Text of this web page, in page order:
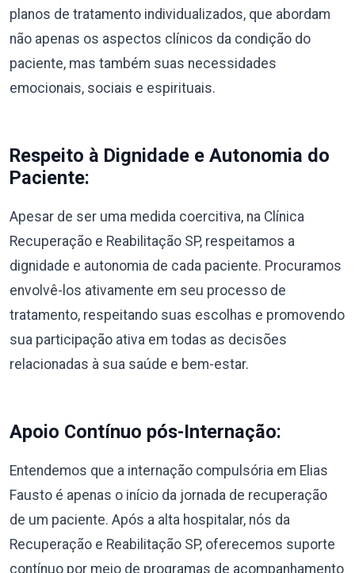
planos de tratamento individualizados, que abordam
não apenas os aspectos clínicos da condição do
paciente, mas também suas necessidades
emocionais, sociais e espirituais.
Respeito à Dignidade e Autonomia do
Paciente:
Apesar de ser uma medida coercitiva, na Clínica
Recuperação e Reabilitação SP, respeitamos a
dignidade e autonomia de cada paciente. Procuramos
envolvê-los ativamente em seu processo de
tratamento, respeitando suas escolhas e promovendo
sua participação ativa em todas as decisões
relacionadas à sua saúde e bem-estar.
Apoio Contínuo pós-Internação:
Entendemos que a internação compulsória em Elias
Fausto é apenas o início da jornada de recuperação
de um paciente. Após a alta hospitalar, nós da
Recuperação e Reabilitação SP, oferecemos suporte
contínuo por meio de programas de acompanhamento